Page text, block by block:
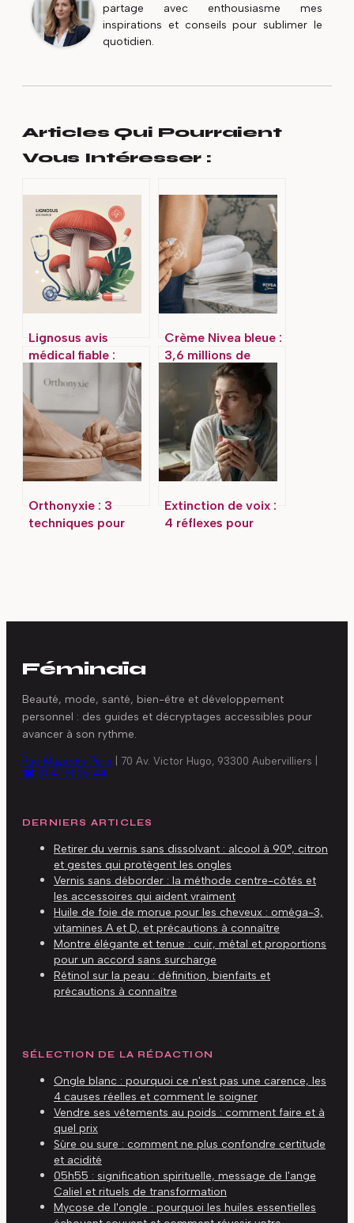
partage avec enthousiasme mes
inspirations et conseils pour sublimer le
quotidien.
Articles Qui Pourraient
Vous Intéresser :
Lignosus avis
médical fiable :
bénéfices, risques
et alternatives
Crème Nivea bleue :
3,6 millions de
ventes annuelles,
que disent vraiment
les dermatologues
Orthonyxie : 3
techniques pour
Extinction de voix :
4 réflexes pour
Féminaïa
Beauté, mode, santé, bien-être et développement
personnel : des guides et décryptages accessibles pour
avancer à son rythme.
Rue Mazarine Paris 70 Av. Victor Hugo, 93300 Aubervilliers
☎ 01 41 61 06 44
DERNIERS ARTICLES
Retirer du vernis sans dissolvant : alcool à 90°, citron
et gestes qui protègent les ongles
Vernis sans déborder : la méthode centre-côtés et
les accessoires qui aident vraiment
Huile de foie de morue pour les cheveux : oméga-3,
vitamines A et D, et précautions à connaître
Montre élégante et tenue : cuir, métal et proportions
pour un accord sans surcharge
Rétinol sur la peau : définition, bienfaits et
précautions à connaître
SÉLECTION DE LA RÉDACTION
Ongle blanc : pourquoi ce n'est pas une carence, les
4 causes réelles et comment le soigner
Vendre ses vêtements au poids : comment faire et à
quel prix
Sûre ou sure : comment ne plus confondre certitude
et acidité
05h55 : signification spirituelle, message de l'ange
Caliel et rituels de transformation
Mycose de l'ongle : pourquoi les huiles essentielles